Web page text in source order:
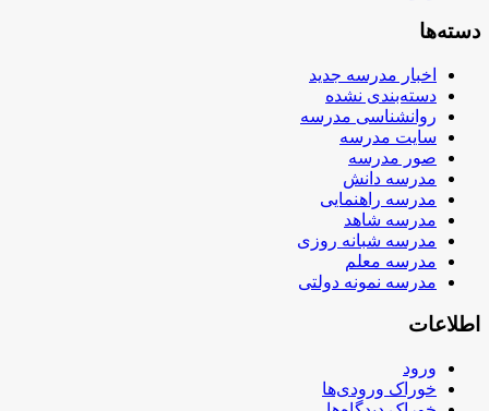
دسته‌ها
اخبار مدرسه جدید
دسته‌بندی نشده
روانشناسی مدرسه
سایت مدرسه
صور مدرسه
مدرسه دانش
مدرسه راهنمایی
مدرسه شاهد
مدرسه شبانه روزی
مدرسه معلم
مدرسه نمونه دولتی
اطلاعات
ورود
خوراک ورودی‌ها